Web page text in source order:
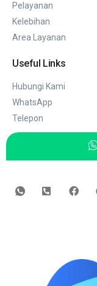
Pelayanan
Kelebihan
Area Layanan
Useful Links
Hubungi Kami
WhatsApp
Telepon